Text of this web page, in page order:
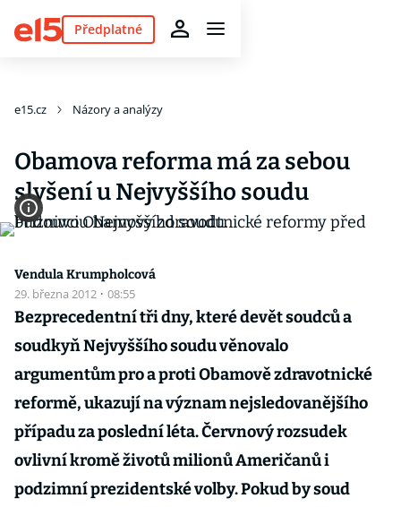
Předplatné
e15.cz Názory a analýzy
Obamova reforma má za sebou
slyšení u Nejvyššího soudu
Vendula Krumpholcová
29. března 2012 · 08:55
Bezprecedentní tři dny, které devět soudců a
soudkyň Nejvyššího soudu věnovalo
argumentům pro a proti Obamově zdravotnické
reformě, ukazují na význam nejsledovanějšího
případu za poslední léta. Červnový rozsudek
ovlivní kromě životů milionů Američanů i
podzimní prezidentské volby. Pokud by soud